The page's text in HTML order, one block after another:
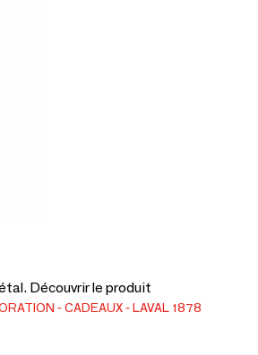
Découvrir le produit
CADEAUX LAVAL 1878